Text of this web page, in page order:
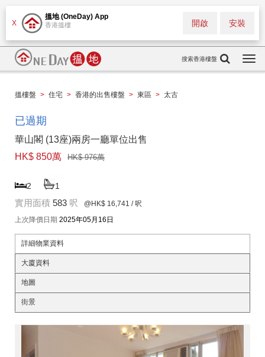
X
搵地 (OneDay) App
香港搵樓 安裝
開啟
搜索香港樓盤
搵樓盤 > 住宅 > 香港的出售樓盤 > 東區 > 太古
已過期
華山閣 (13座)兩房一廳單位出售
HK$ 850萬
HK$ 976萬
2 1
實用面積 583 呎 @HK$ 16,741 / 呎
上次降價日期 2025年05月16日
詳細物業資料
大廈資料
地圖
街景